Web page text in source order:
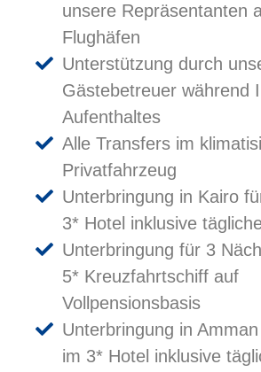
unsere Repräsentanten
Flughäfen
Unterstützung durch
Gästebetreuer während
Aufenthaltes
Alle Transfers im
Privatfahrzeug
Unterbringung in Kairo
3* Hotel inklusive
Unterbringung für 3
5* Kreuzfahrtschiff auf
Vollpensionsbasis
Unterbringung in
im 3* Hotel inklusive